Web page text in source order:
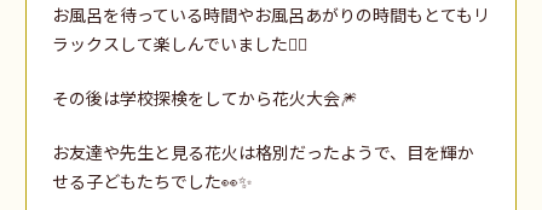
お風呂を待っている時間やお風呂あがりの時間もとてもリ
ラックスして楽しんでいました🙆‍♀️
その後は学校探検をしてから花火大会🎆
お友達や先生と見る花火は格別だったようで、目を輝か
せる子どもたちでした👀✨